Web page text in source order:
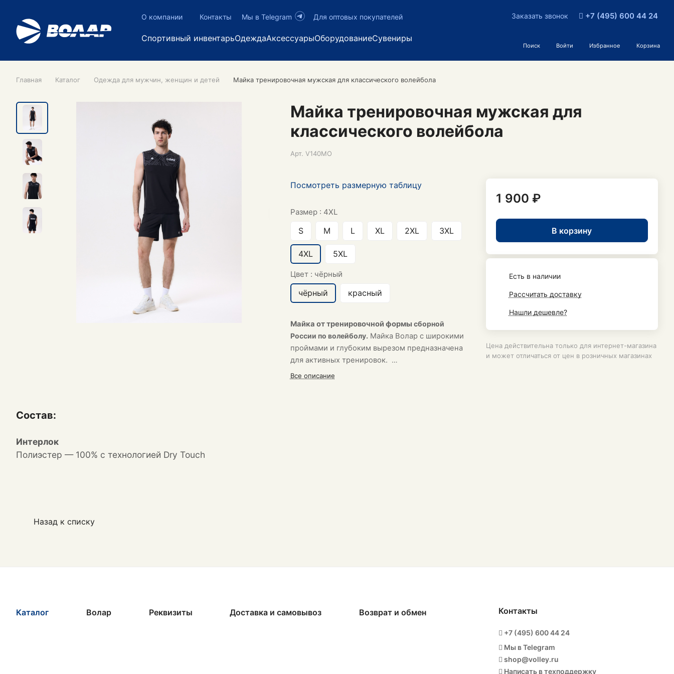
О компании Контакты Мы в Telegram Для оптовых покупателей
Спортивный инвентарьОдеждаАксессуарыОборудованиеСувениры
Заказать звонок +7 (495) 600 44 24
Поиск Войти Избранное Корзина
Главная Каталог Одежда для мужчин, женщин и детей Майка тренировочная мужская для классического волейбола
Майка тренировочная мужская для
классического волейбола
Арт. V140MO
Посмотреть размерную таблицу
Размер : 4XL
S M L XL 2XL 3XL
4XL 5XL
Цвет : чёрный
чёрный красный
Майка от тренировочной формы сборной
России по волейболу. Майка Волар с широкими
проймами и глубоким вырезом предназначена
для активных тренировок.
Все описание
1 900 ₽
В корзину
Есть в наличии
Рассчитать доставку
Нашли дешевле?
Цена действительна только для интернет-магазина
и может отличаться от цен в розничных магазинах
Состав:
Интерлок
Полиэстер — 100% с технологией Dry Touch
Назад к списку
Каталог Волар Реквизиты Доставка и самовывоз Возврат и обмен Контакты
+7 (495) 600 44 24
Мы в Telegram
shop@volley.ru
Написать в техподдержку